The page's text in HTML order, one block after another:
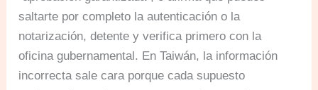
saltarte por completo la autenticación o la
notarización, detente y verifica primero con la
oficina gubernamental. En Taiwán, la información
incorrecta sale cara porque cada supuesto